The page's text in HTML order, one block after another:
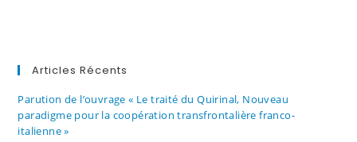
Articles Récents
Parution de l’ouvrage « Le traité du Quirinal, Nouveau
paradigme pour la coopération transfrontalière franco-
italienne »